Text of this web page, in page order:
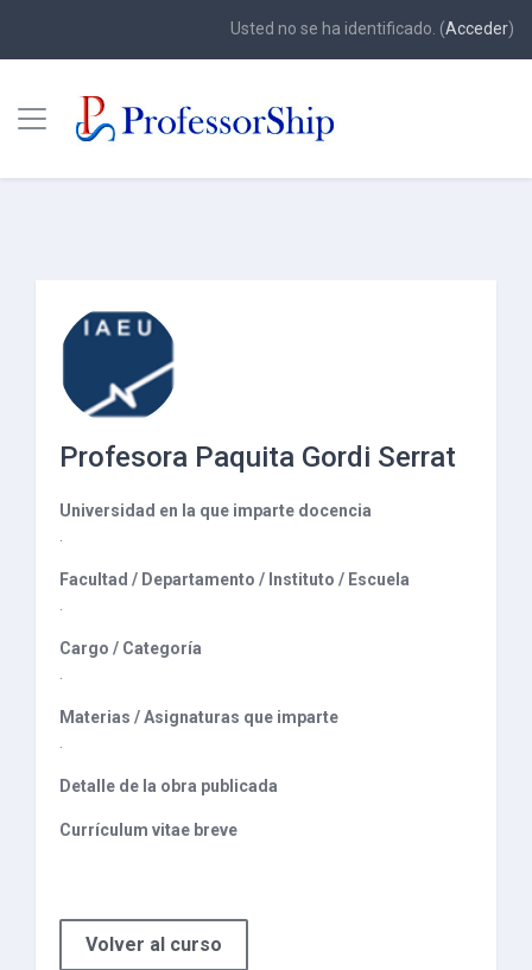
Usted no se ha identificado. (Acceder)
Panel lateral
Profesora Paquita Gordi Serrat
Universidad en la que imparte docencia
Facultad / Departamento / Instituto / Escuela
Cargo / Categoría
Materias / Asignaturas que imparte
Detalle de la obra publicada
Currículum vitae breve
Volver al curso